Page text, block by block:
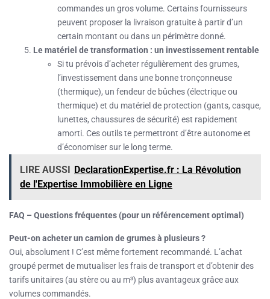
commandes un gros volume. Certains fournisseurs
peuvent proposer la livraison gratuite à partir d’un
certain montant ou dans un périmètre donné.
Le matériel de transformation : un investissement rentable
Si tu prévois d’acheter régulièrement des grumes,
l’investissement dans une bonne tronçonneuse
(thermique), un fendeur de bûches (électrique ou
thermique) et du matériel de protection (gants, casque,
lunettes, chaussures de sécurité) est rapidement
amorti. Ces outils te permettront d’être autonome et
d’économiser sur le long terme.
LIRE AUSSI DeclarationExpertise.fr : La Révolution
de l'Expertise Immobilière en Ligne
FAQ – Questions fréquentes (pour un référencement optimal)
Peut-on acheter un camion de grumes à plusieurs ?
Oui, absolument ! C’est même fortement recommandé. L’achat
groupé permet de mutualiser les frais de transport et d’obtenir des
tarifs unitaires (au stère ou au m³) plus avantageux grâce aux
volumes commandés.